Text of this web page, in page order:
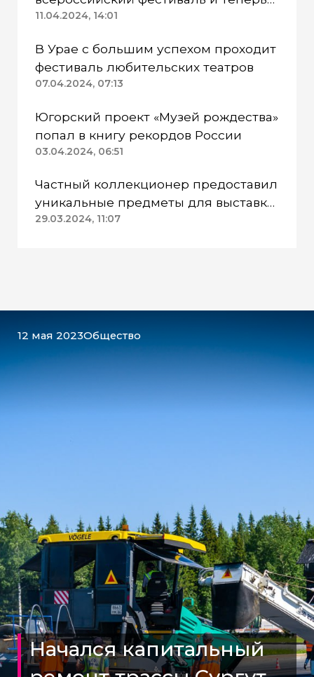
поедет в Москву
11.04.2024, 14:01
В Урае с большим успехом проходит
фестиваль любительских театров
07.04.2024, 07:13
Югорский проект «Музей рождества»
попал в книгу рекордов России
03.04.2024, 06:51
Частный коллекционер предоставил
уникальные предметы для выставки
в СурГПУ
29.03.2024, 11:07
12 мая 2023Общество
Начался капитальный